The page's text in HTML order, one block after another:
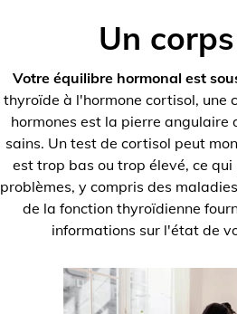
Un
Votre équilibre hormonal est
thyroïde à l'hormone cortisol, une
hormones est la pierre angulaire
sains. Un test de cortisol peut
est trop bas ou trop élevé, ce
problèmes, y compris des
de la fonction thyroïdienne
informations sur l'état de